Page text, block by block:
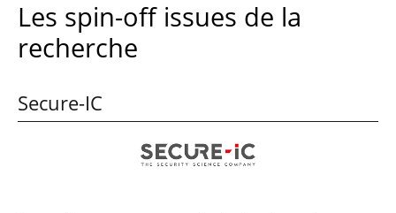
Les spin-off issues de la
recherche
Secure-IC